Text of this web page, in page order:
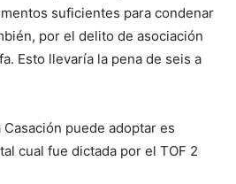
suficientes para condenar
por el delito de asociación
Esto llevaría la pena de seis a
puede adoptar es
cual fue dictada por el TOF 2